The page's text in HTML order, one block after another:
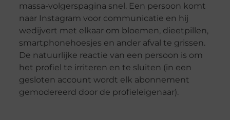
massa-volgerspagina snel. Een persoon komt
naar Instagram voor communicatie en hij
wedijvert met elkaar om bloemen, dieetpillen,
smartphonehoesjes en ander afval te grissen.
De natuurlijke reactie van een persoon is om
het profiel te irriteren en te sluiten (in een
gesloten account wordt elk abonnement
gemodereerd door de profieleigenaar).